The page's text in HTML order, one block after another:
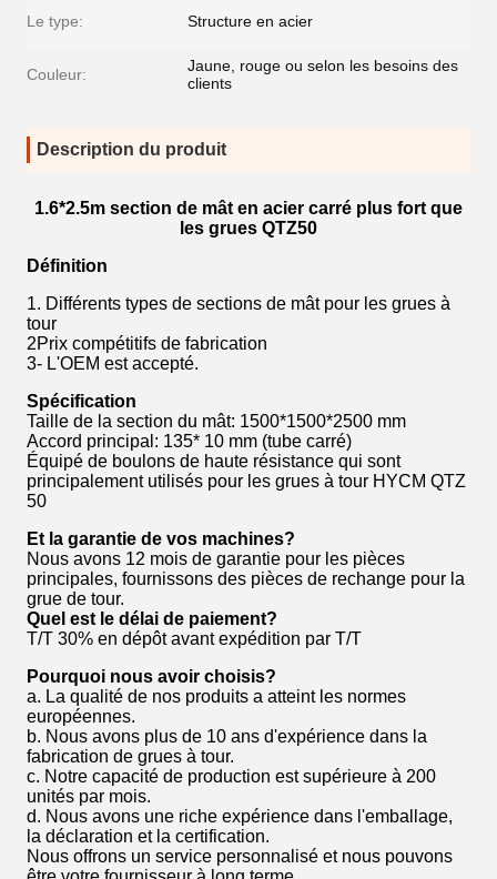
Le type: Structure en acier
Couleur:
Jaune, rouge ou selon les besoins des
clients
Description du produit
1.6*2.5m section de mât en acier carré plus fort que
les grues QTZ50
Définition
1. Différents types de sections de mât pour les grues à
tour
2Prix compétitifs de fabrication
3- L'OEM est accepté.
Spécification
Taille de la section du mât: 1500*1500*2500 mm
Accord principal: 135* 10 mm (tube carré)
Équipé de boulons de haute résistance qui sont
principalement utilisés pour les grues à tour HYCM QTZ
50
Et la garantie de vos machines?
Nous avons 12 mois de garantie pour les pièces
principales, fournissons des pièces de rechange pour la
grue de tour.
Quel est le délai de paiement?
T/T 30% en dépôt avant expédition par T/T
Pourquoi nous avoir choisis?
a. La qualité de nos produits a atteint les normes
européennes.
b. Nous avons plus de 10 ans d'expérience dans la
fabrication de grues à tour.
c. Notre capacité de production est supérieure à 200
unités par mois.
d. Nous avons une riche expérience dans l'emballage,
la déclaration et la certification.
Nous offrons un service personnalisé et nous pouvons